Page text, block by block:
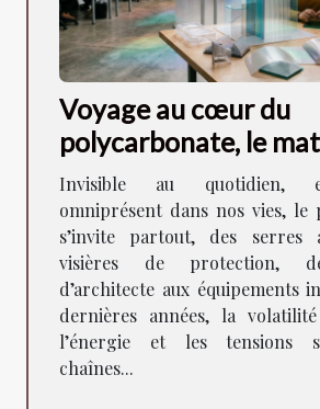
Voyage au cœur du
polycarbonate, le
mille visages
Invisible au quotidien,
omniprésent dans nos vies, le
s’invite partout, des serres
visières de protection,
d’architecte aux équipements
dernières années, la
l’énergie et les tensions
chaînes...